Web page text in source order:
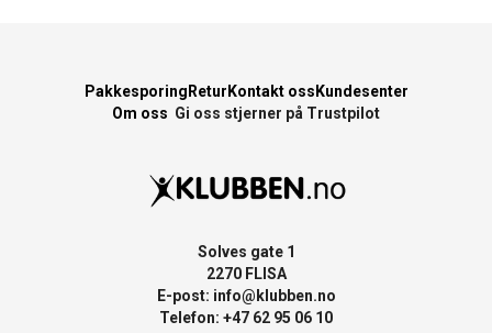
PakkesporingReturKontakt ossKundesenter
Om oss Gi oss stjerner på Trustpilot
Solves gate 1
2270 FLISA
E-post: info@klubben.no
Telefon: +47 62 95 06 10